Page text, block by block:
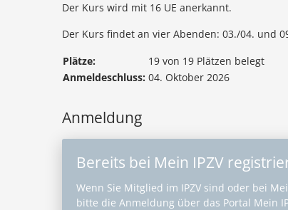
Der Kurs wird mit 16 UE anerkannt.
Der Kurs findet an vier Abenden: 03./04. und
Plätze:
19 von 19 Plätzen belegt
Anmeldeschluss: 04. Oktober 2026
Anmeldung
Bereits bei Mein IPZV
Wenn Sie Mitglied im IPZV sind oder bei
bitte die Anmeldung über das Portal Mein